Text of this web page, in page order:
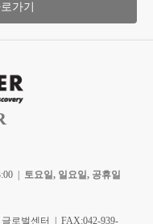
가기
| 토요일, 일요일, 공휴일
로벌센터 | FAX:042-939-